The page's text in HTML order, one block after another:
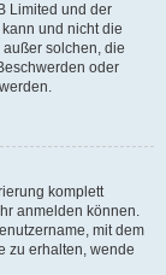
Limited und der
und nicht die
solchen, die
oder
komplett
anmelden können.
mit dem
zu erhalten, wende